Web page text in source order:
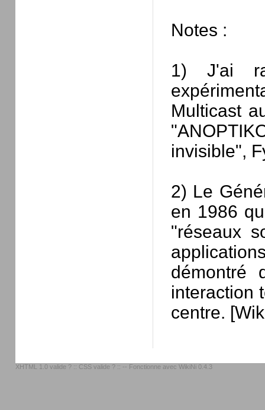
Notes :
1) J'ai
Multicast
invisible",
2) Le
en 1986
"réseaux
démontré
interaction
centre.
XHTML 1.0 valide ? :: CSS valide ? :: -- Fonctionne avec WikiNi 0.4.3